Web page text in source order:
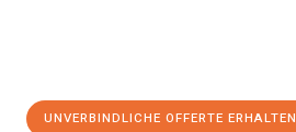
UNVERBINDLICHE OFFERTE ERHALTEN